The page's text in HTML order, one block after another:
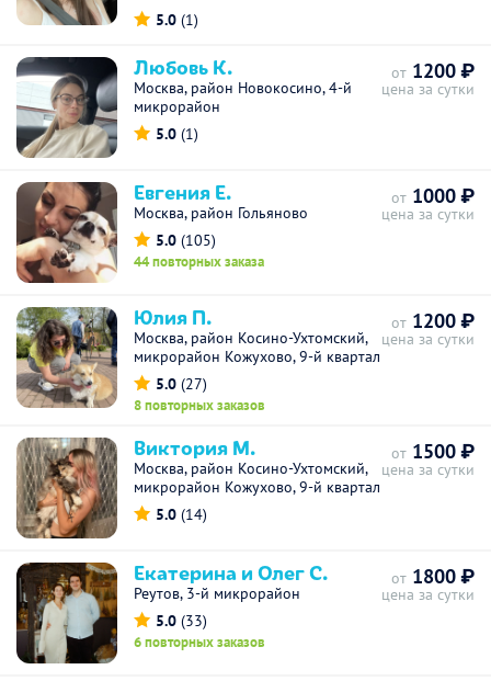
5.0 (1)
Любовь К.
Москва, район Новокосино, 4-й
микрорайон
5.0 (1)
от 1200 ₽
цена за сутки
Евгения Е.
Москва, район Гольяново
5.0 (105)
44 повторных заказа
от 1000 ₽
цена за сутки
Юлия П.
Москва, район Косино-Ухтомский,
микрорайон Кожухово, 9-й квартал
5.0 (27)
8 повторных заказов
от 1200 ₽
цена за сутки
Виктория М.
Москва, район Косино-Ухтомский,
микрорайон Кожухово, 9-й квартал
5.0 (14)
от 1500 ₽
цена за сутки
Екатерина и Олег С.
Реутов, 3-й микрорайон
5.0 (33)
6 повторных заказов
от 1800 ₽
цена за сутки